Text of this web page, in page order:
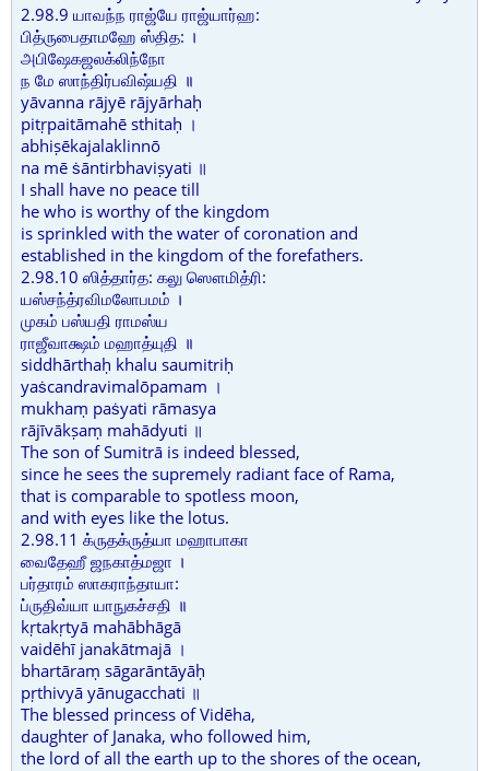
2.98.9 யாவந்ந ராஜ்யே ராஜ்யார்ஹ:
பித்ருபைதாமஹே ஸ்தித: ।
அபிஷேகஜலக்லிந்நோ
ந மே ஸாந்திர்பவிஷ்யதி ॥
yāvanna rājyē rājyārhaḥ
pitṛpaitāmahē sthitaḥ ।
abhiṣēkajalaklinnō
na mē ṡāntirbhaviṣyati ॥
I shall have no peace till
he who is worthy of the kingdom
is sprinkled with the water of coronation and
established in the kingdom of the forefathers.
2.98.10 ஸித்தார்த: கலு ஸௌமித்ரி:
யஸ்சந்த்ரவிமலோபமம் ।
முகம் பஸ்யதி ராமஸ்ய
ராஜீவாக்ஷம் மஹாத்யுதி ॥
siddhārthaḥ khalu saumitriḥ
yaṡcandravimalōpamam ।
mukhaṃ paṡyati rāmasya
rājīvākṣaṃ mahādyuti ॥
The son of Sumitrā is indeed blessed,
since he sees the supremely radiant face of Rama,
that is comparable to spotless moon,
and with eyes like the lotus.
2.98.11 க்ருதக்ருத்யா மஹாபாகா
வைதேஹீ ஜநகாத்மஜா ।
பர்தாரம் ஸாகராந்தாயா:
ப்ருதிவ்யா யாநுகச்சதி ॥
kṛtakṛtyā mahābhāgā
vaidēhī janakātmajā ।
bhartāraṃ sāgarāntāyāḥ
pṛthivyā yānugacchati ॥
The blessed princess of Vidēha,
daughter of Janaka, who followed him,
the lord of all the earth up to the shores of the ocean,